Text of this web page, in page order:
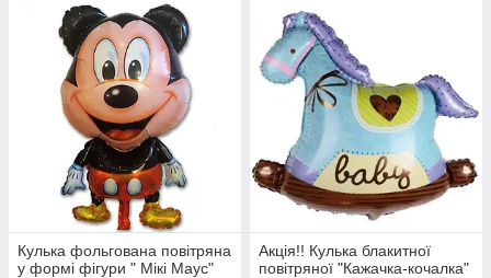
Кулька фольгована повітряна
у формі фігури " Мікі Маус"
Акція!! Кулька блакитної
повітряної "Кажачка-кочалка"